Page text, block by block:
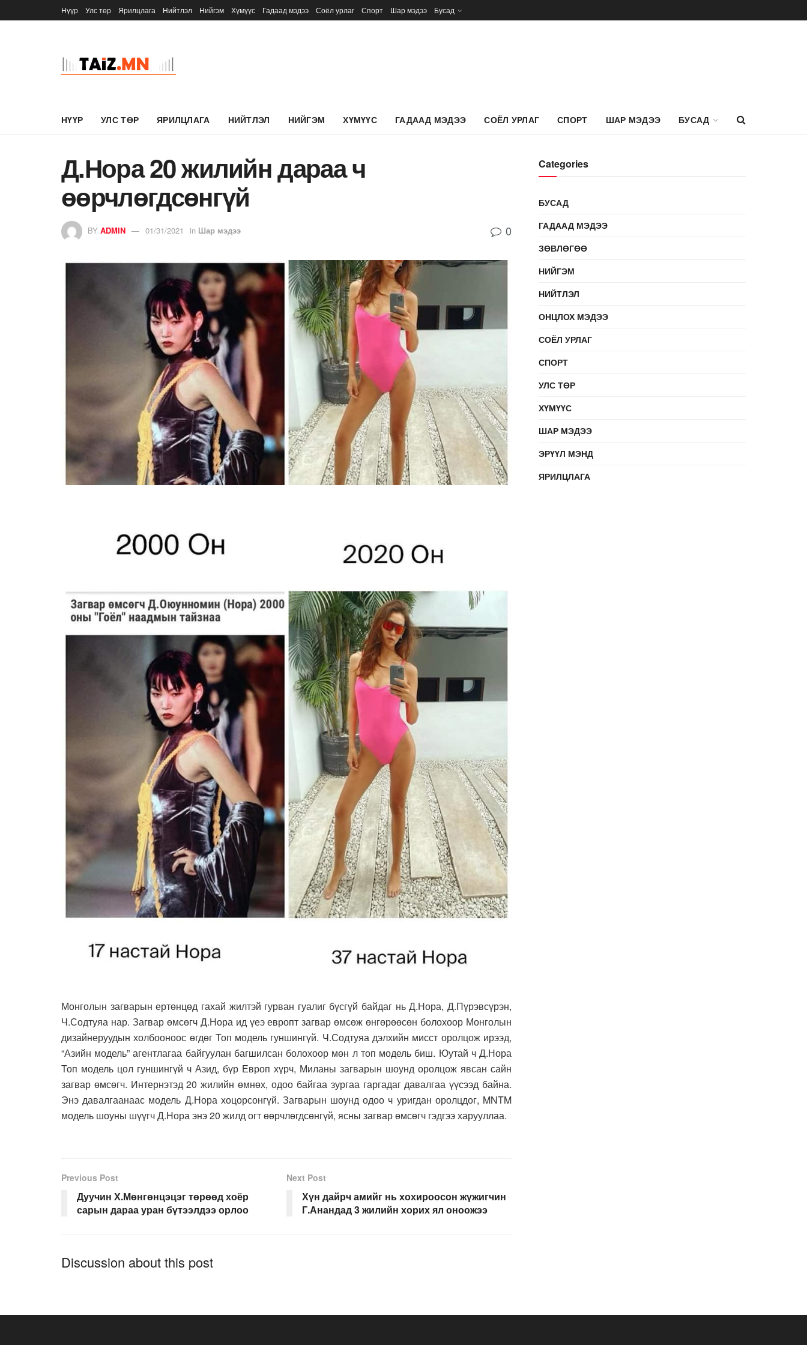
Нүүр Улс төр Ярилцлага Нийтлэл Нийгэм Хүмүүс Гадаад мэдээ Соёл урлаг Спорт Шар мэдээ Бусад
НҮҮР УЛС ТӨР ЯРИЛЦЛАГА НИЙТЛЭЛ НИЙГЭМ ХҮМҮҮС ГАДААД МЭДЭЭ СОЁЛ УРЛАГ СПОРТ ШАР МЭДЭЭ БУСАД
Д.Нора 20 жилийн дараа ч
өөрчлөгдсөнгүй
BY ADMIN 01/31/2021 in Шар мэдээ 0
Монголын загварын ертөнцөд гахай жилтэй гурван гуалиг бүсгүй байдаг нь Д.Нора, Д.Пүрэвсүрэн,
Ч.Содтуяа нар. Загвар өмсөгч Д.Нора ид үеэ европт загвар өмсөж өнгөрөөсөн болохоор Монголын
дизайнеруудын холбооноос өгдөг Топ модель гуншингүй. Ч.Содтуяа дэлхийн мисст оролцож ирээд,
“Азийн модель” агентлагаа байгуулан багшилсан болохоор мөн л топ модель биш. Юутай ч Д.Нора
Топ модель цол гуншингүй ч Азид, бүр Европ хүрч, Миланы загварын шоунд оролцож явсан сайн
загвар өмсөгч. Интернэтэд 20 жилийн өмнөх, одоо байгаа зургаа гаргадаг давалгаа үүсээд байна.
Энэ давалгаанаас модель Д.Нора хоцорсонгүй. Загварын шоунд одоо ч уригдан оролцдог, MNTM
модель шоуны шүүгч Д.Нора энэ 20 жилд огт өөрчлөгдсөнгүй, ясны загвар өмсөгч гэдгээ харууллаа.
Previous Post
Дуучин Х.Мөнгөнцэцэг төрөөд хоёр
сарын дараа уран бүтээлдээ орлоо
Next Post
Хүн дайрч амийг нь хохироосон жүжигчин
Г.Анандад 3 жилийн хорих ял оноожээ
Discussion about this post
Categories
БУСАД
ГАДААД МЭДЭЭ
ЗӨВЛӨГӨӨ
НИЙГЭМ
НИЙТЛЭЛ
ОНЦЛОХ МЭДЭЭ
СОЁЛ УРЛАГ
СПОРТ
УЛС ТӨР
ХҮМҮҮС
ШАР МЭДЭЭ
ЭРҮҮЛ МЭНД
ЯРИЛЦЛАГА